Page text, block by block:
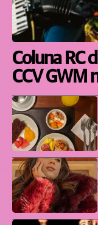
Coluna RC
CCV GWM